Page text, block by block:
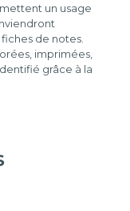
un usage
de notes.
imprimées,
grâce à la